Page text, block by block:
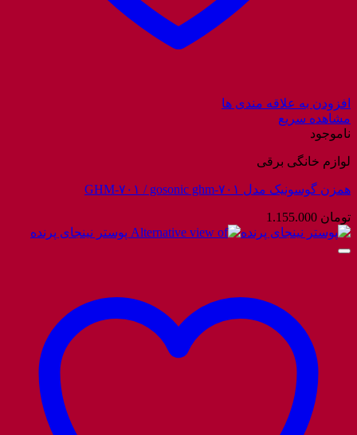
افزودن به علاقه مندی ها
مشاهده سریع
ناموجود
لوازم خانگی برقی
همزن گوسونیک مدل GHM-۷۰۱ / gosonic ghm-۷۰۱
تومان